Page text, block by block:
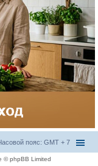
пояс: GMT + 7
© phpBB Limited